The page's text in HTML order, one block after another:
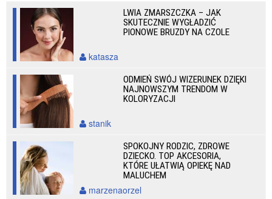
LWIA ZMARSZCZKA – JAK
SKUTECZNIE WYGŁADZIĆ
PIONOWE BRUZDY NA CZOLE
katasza
ODMIEŃ SWÓJ WIZERUNEK DZIĘKI
NAJNOWSZYM TRENDOM W
KOLORYZACJI
stanik
SPOKOJNY RODZIC, ZDROWE
DZIECKO. TOP AKCESORIA,
KTÓRE UŁATWIĄ OPIEKĘ NAD
MALUCHEM
marzenaorzel